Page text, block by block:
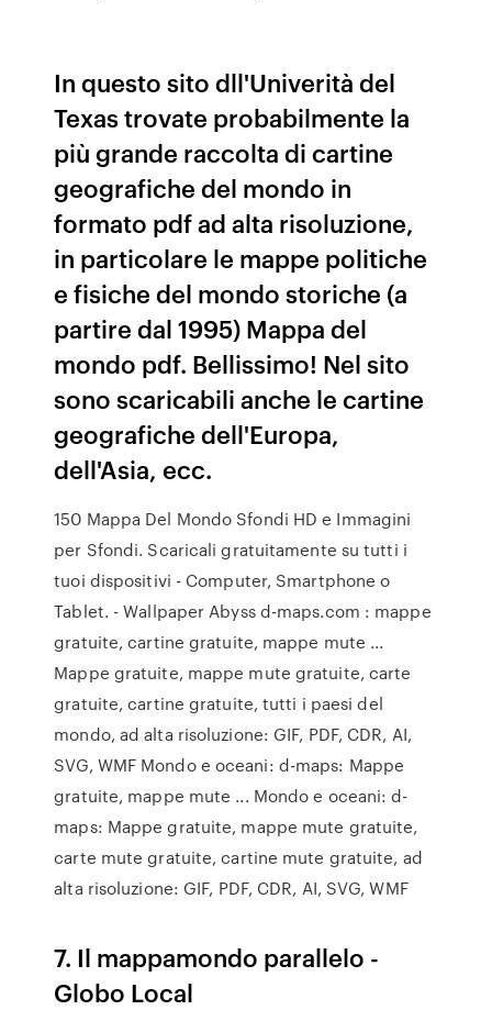
In questo sito dll'Univerità del
Texas trovate probabilmente la
più grande raccolta di cartine
geografiche del mondo in
formato pdf ad alta risoluzione,
in particolare le mappe politiche
e fisiche del mondo storiche (a
partire dal 1995) Mappa del
mondo pdf. Bellissimo! Nel sito
sono scaricabili anche le cartine
geografiche dell'Europa,
dell'Asia, ecc.
150 Mappa Del Mondo Sfondi HD e Immagini
per Sfondi. Scaricali gratuitamente su tutti i
tuoi dispositivi - Computer, Smartphone o
Tablet. - Wallpaper Abyss d-maps.com : mappe
gratuite, cartine gratuite, mappe mute ...
Mappe gratuite, mappe mute gratuite, carte
gratuite, cartine gratuite, tutti i paesi del
mondo, ad alta risoluzione: GIF, PDF, CDR, AI,
SVG, WMF Mondo e oceani: d-maps: Mappe
gratuite, mappe mute ... Mondo e oceani: d-
maps: Mappe gratuite, mappe mute gratuite,
carte mute gratuite, cartine mute gratuite, ad
alta risoluzione: GIF, PDF, CDR, AI, SVG, WMF
7. Il mappamondo parallelo -
Globo Local